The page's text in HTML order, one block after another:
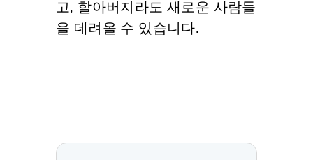
고, 할아버지라도 새로운 사람들
을 데려올 수 있습니다.